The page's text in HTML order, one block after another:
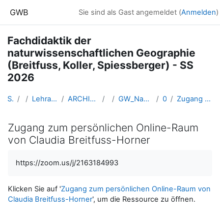
GWB Sie sind als Gast angemeldet (Anmelden)
Fachdidaktik der
naturwissenschaftlichen Geographie
(Breitfuss, Koller, Spiessberger) - SS
2026
Startseite Kurse Lehramtsausbildung GW im Cluster Österreich Mitte ARCHIV - Lehrveranstaltungen am Standort Linz - seit 2016 SS 2026 GW_NawiGeo_Fachdidaktik_Koller_Breitfuss_Spiessberger2026ss 08: Experiment Zugang zum persönlichen Online-Raum von Claudia Breitfuss-Horner
Zugang zum persönlichen Online-Raum
von Claudia Breitfuss-Horner
https://zoom.us/j/2163184993
Klicken Sie auf 'Zugang zum persönlichen Online-Raum von
Claudia Breitfuss-Horner', um die Ressource zu öffnen.